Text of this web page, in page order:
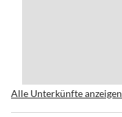
Alle Unterkünfte anzeigen